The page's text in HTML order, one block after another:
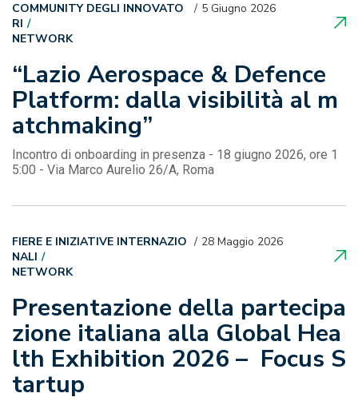
“Lazio Aerospace & Defence
Platform: dalla visibilità al m
atchmaking”
5 Giugno 2026
COMMUNITY DEGLI INNOVATO
RI
NETWORK
Incontro di onboarding in presenza - 18 giugno 2026, ore 1
5:00 - Via Marco Aurelio 26/A, Roma
Presentazione della partecipa
zione italiana alla Global Hea
lth Exhibition 2026 – Focus S
tartup
28 Maggio 2026
FIERE E INIZIATIVE INTERNAZIO
NALI
NETWORK